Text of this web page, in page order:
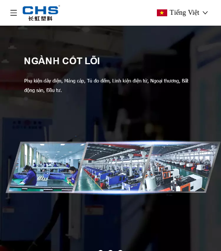
Tiếng Việt